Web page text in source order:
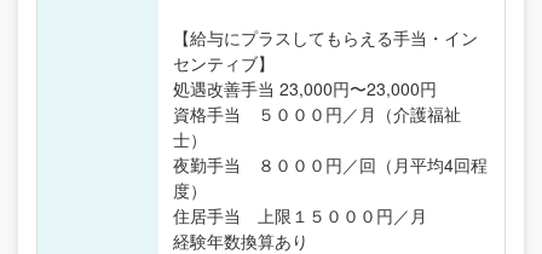
【給与にプラスしてもらえる手当・イン
センティブ】
処遇改善手当 23,000円〜23,000円
資格手当 ５０００円／月（介護福祉
士）
夜勤手当 ８０００円／回（月平均4回程
度）
住居手当 上限１５０００円／月
経験年数換算あり